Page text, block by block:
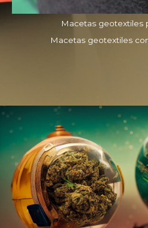
Macetas geotextiles
Macetas geotextiles